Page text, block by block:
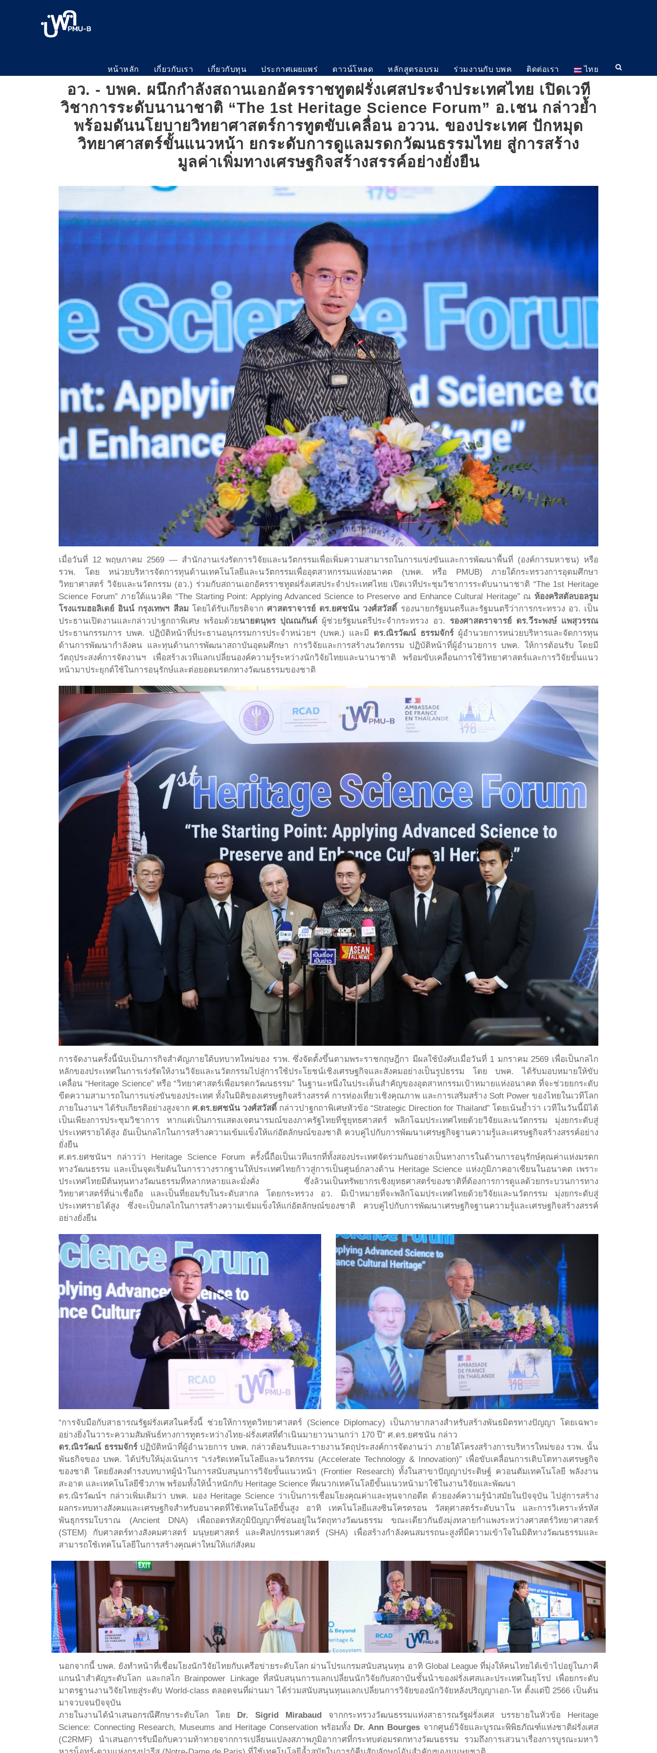
หน้าหลัก เกี่ยวกับเรา เกี่ยวกับทุน ประกาศเผยแพร่ ดาวน์โหลด หลักสูตรอบรม ร่วมงานกับ บพค ติดต่อเรา ไทย
อว. - บพค. ผนึกกำลังสถานเอกอัครราชทูตฝรั่งเศสประจำประเทศไทย เปิดเวที
วิชาการระดับนานาชาติ “The 1st Heritage Science Forum” อ.เชน กล่าวย้ำ
พร้อมดันนโยบายวิทยาศาสตร์การทูตขับเคลื่อน อววน. ของประเทศ ปักหมุด
วิทยาศาสตร์ขั้นแนวหน้า ยกระดับการดูแลมรดกวัฒนธรรมไทย สู่การสร้าง
มูลค่าเพิ่มทางเศรษฐกิจสร้างสรรค์อย่างยั่งยืน
เมื่อวันที่ 12 พฤษภาคม 2569 — สำนักงานเร่งรัดการวิจัยและนวัตกรรมเพื่อเพิ่มความสามารถในการแข่งขันและการพัฒนาพื้นที่ (องค์การมหาชน) หรือ
รวพ. โดย หน่วยบริหารจัดการทุนด้านเทคโนโลยีและนวัตกรรมเพื่ออุตสาหกรรมแห่งอนาคต (บพค. หรือ PMUB) ภายใต้กระทรวงการอุดมศึกษา
วิทยาศาสตร์ วิจัยและนวัตกรรม (อว.) ร่วมกับสถานเอกอัครราชทูตฝรั่งเศสประจำประเทศไทย เปิดเวทีประชุมวิชาการระดับนานาชาติ “The 1st Heritage
Science Forum” ภายใต้แนวคิด “The Starting Point: Applying Advanced Science to Preserve and Enhance Cultural Heritage” ณ ห้องคริสตัลบอลรูม
โรงแรมฮอลิเดย์ อินน์ กรุงเทพฯ สีลมโดยได้รับเกียรติจากศาสตราจารย์ ดร.ยศชนัน วงศ์สวัสดิ์ รองนายกรัฐมนตรีและรัฐมนตรีว่าการกระทรวง อว. เป็น
ประธานเปิดงานและกล่าวปาฐกถาพิเศษ พร้อมด้วยนายดนุพร ปุณณกันต์ ผู้ช่วยรัฐมนตรีประจำกระทรวง อว. รองศาสตราจารย์ ดร.วีระพงษ์ แพสุวรรณ
ประธานกรรมการ บพค. ปฏิบัติหน้าที่ประธานอนุกรรมการประจำหน่วยฯ (บพค.) และมี ดร.ณิรวัฒน์ ธรรมจักร์ผู้อำนวยการหน่วยบริหารและจัดการทุน
ด้านการพัฒนากำลังคน และทุนด้านการพัฒนาสถาบันอุดมศึกษา การวิจัยและการสร้างนวัตกรรม ปฏิบัติหน้าที่ผู้อำนวยการ บพค. ให้การต้อนรับ โดยมี
วัตถุประสงค์การจัดงานฯ เพื่อสร้างเวทีแลกเปลี่ยนองค์ความรู้ระหว่างนักวิจัยไทยและนานาชาติ พร้อมขับเคลื่อนการใช้วิทยาศาสตร์และการวิจัยขั้นแนว
หน้ามาประยุกต์ใช้ในการอนุรักษ์และต่อยอดมรดกทางวัฒนธรรมของชาติ
การจัดงานครั้งนี้นับเป็นภารกิจสำคัญภายใต้บทบาทใหม่ของ รวพ. ซึ่งจัดตั้งขึ้นตามพระราชกฤษฎีกา มีผลใช้บังคับเมื่อวันที่ 1 มกราคม 2569 เพื่อเป็นกลไก
หลักของประเทศในการเร่งรัดให้งานวิจัยและนวัตกรรมไปสู่การใช้ประโยชน์เชิงเศรษฐกิจและสังคมอย่างเป็นรูปธรรม โดย บพค. ได้รับมอบหมายให้ขับ
เคลื่อน “Heritage Science” หรือ “วิทยาศาสตร์เพื่อมรดกวัฒนธรรม” ในฐานะหนึ่งในประเด็นสำคัญของอุตสาหกรรมเป้าหมายแห่งอนาคต ที่จะช่วยยกระดับ
ขีดความสามารถในการแข่งขันของประเทศ ทั้งในมิติของเศรษฐกิจสร้างสรรค์ การท่องเที่ยวเชิงคุณภาพ และการเสริมสร้าง Soft Power ของไทยในเวทีโลก
ภายในงานฯ ได้รับเกียรติอย่างสูงจาก ศ.ดร.ยศชนัน วงศ์สวัสดิ์ กล่าวปาฐกถาพิเศษหัวข้อ “Strategic Direction for Thailand” โดยเน้นย้ำว่า เวทีในวันนี้มิได้
เป็นเพียงการประชุมวิชาการ หากแต่เป็นการแสดงเจตนารมณ์ของภาครัฐไทยที่ชูยุทธศาสตร์ พลิกโฉมประเทศไทยด้วยวิจัยและนวัตกรรม มุ่งยกระดับสู่
ประเทศรายได้สูง อันเป็นกลไกในการสร้างความเข้มแข็งให้แก่อัตลักษณ์ของชาติ ควบคู่ไปกับการพัฒนาเศรษฐกิจฐานความรู้และเศรษฐกิจสร้างสรรค์อย่าง
ยั่งยืน
ศ.ดร.ยศชนันฯ กล่าวว่า Heritage Science Forum ครั้งนี้ถือเป็นเวทีแรกที่ทั้งสองประเทศจัดร่วมกันอย่างเป็นทางการในด้านการอนุรักษ์คุณค่าแห่งมรดก
ทางวัฒนธรรม และเป็นจุดเริ่มต้นในการวางรากฐานให้ประเทศไทยก้าวสู่การเป็นศูนย์กลางด้าน Heritage Science แห่งภูมิภาคอาเซียนในอนาคต เพราะ
ประเทศไทยมีต้นทุนทางวัฒนธรรมที่หลากหลายและมั่งคั่ง ซึ่งล้วนเป็นทรัพยากรเชิงยุทธศาสตร์ของชาติที่ต้องการการดูแลด้วยกระบวนการทาง
วิทยาศาสตร์ที่น่าเชื่อถือ และเป็นที่ยอมรับในระดับสากล โดยกระทรวง อว. มีเป้าหมายที่จะพลิกโฉมประเทศไทยด้วยวิจัยและนวัตกรรม มุ่งยกระดับสู่
ประเทศรายได้สูง ซึ่งจะเป็นกลไกในการสร้างความเข้มแข็งให้แก่อัตลักษณ์ของชาติ ควบคู่ไปกับการพัฒนาเศรษฐกิจฐานความรู้และเศรษฐกิจสร้างสรรค์
อย่างยั่งยืน
“การจับมือกับสาธารณรัฐฝรั่งเศสในครั้งนี้ ช่วยให้การทูตวิทยาศาสตร์ (Science Diplomacy) เป็นภาษากลางสำหรับสร้างพันธมิตรทางปัญญา โดยเฉพาะ
อย่างยิ่งในวาระความสัมพันธ์ทางการทูตระหว่างไทย-ฝรั่งเศสที่ดำเนินมายาวนานกว่า 170 ปี” ศ.ดร.ยศชนัน กล่าว
ดร.ณิรวัฒน์ ธรรมจักร์ปฏิบัติหน้าที่ผู้อำนวยการ บพค. กล่าวต้อนรับและรายงานวัตถุประสงค์การจัดงานว่า ภายใต้โครงสร้างการบริหารใหม่ของ รวพ. นั้น
พันธกิจของ บพค. ได้ปรับให้มุ่งเน้นการ “เร่งรัดเทคโนโลยีและนวัตกรรม (Accelerate Technology & Innovation)” เพื่อขับเคลื่อนการเติบโตทางเศรษฐกิจ
ของชาติ โดยยังคงดำรงบทบาทผู้นำในการสนับสนุนการวิจัยขั้นแนวหน้า (Frontier Research) ทั้งในสาขาปัญญาประดิษฐ์ ควอนตัมเทคโนโลยี พลังงาน
สะอาด และเทคโนโลยีชีวภาพ พร้อมทั้งให้น้ำหนักกับ Heritage Science ที่ผนวกเทคโนโลยีขั้นแนวหน้ามาใช้ในงานวิจัยและพัฒนา
ดร.ณิรวัฒน์ฯ กล่าวเพิ่มเติมว่า บพค. มอง Heritage Science ว่าเป็นการเชื่อมโยงคุณค่าและทุนจากอดีต ด้วยองค์ความรู้นำสมัยในปัจจุบัน ไปสู่การสร้าง
ผลกระทบทางสังคมและเศรษฐกิจสำหรับอนาคตที่ใช้เทคโนโลยีขั้นสูง อาทิ เทคโนโลยีแสงซินโครตรอน วัสดุศาสตร์ระดับนาโน และการวิเคราะห์รหัส
พันธุกรรมโบราณ (Ancient DNA) เพื่อถอดรหัสภูมิปัญญาที่ซ่อนอยู่ในวัตถุทางวัฒนธรรม ขณะเดียวกันยังมุ่งทลายกำแพงระหว่างศาสตร์วิทยาศาสตร์
(STEM) กับศาสตร์ทางสังคมศาสตร์ มนุษยศาสตร์ และศิลปกรรมศาสตร์ (SHA) เพื่อสร้างกำลังคนสมรรถนะสูงที่มีความเข้าใจในมิติทางวัฒนธรรมและ
สามารถใช้เทคโนโลยีในการสร้างคุณค่าใหม่ให้แก่สังคม
นอกจากนี้ บพค. ยังทำหน้าที่เชื่อมโยงนักวิจัยไทยกับเครือข่ายระดับโลก ผ่านโปรแกรมสนับสนุนทุน อาทิ Global League ที่มุ่งให้คนไทยได้เข้าไปอยู่ในภาคี
แกนนำสำคัญระดับโลก และกลไก Brainpower Linkage ที่สนับสนุนการแลกเปลี่ยนนักวิจัยกับสถาบันชั้นนำของฝรั่งเศสและประเทศในยุโรป เพื่อยกระดับ
มาตรฐานงานวิจัยไทยสู่ระดับ World-class ตลอดจนที่ผ่านมา ได้ร่วมสนับสนุนทุนแลกเปลี่ยนการวิจัยของนักวิจัยหลังปริญญาเอก-โท ตั้งแต่ปี 2566 เป็นต้น
มาจวบจนปัจจุบัน
ภายในงานได้นำเสนอกรณีศึกษาระดับโลก โดย
Dr. Sigrid Mirabaud
จากกระทรวงวัฒนธรรมแห่งสาธารณรัฐฝรั่งเศส บรรยายในหัวข้อ Heritage
Science: Connecting Research, Museums and Heritage Conservation พร้อมทั้ง Dr. Ann Bourges จากศูนย์วิจัยและบูรณะพิพิธภัณฑ์แห่งชาติฝรั่งเศส
(C2RMF) นำเสนอการรับมือกับความท้าทายจากการเปลี่ยนแปลงสภาพภูมิอากาศที่กระทบต่อมรดกทางวัฒนธรรม รวมถึงการเสวนาเรื่องการบูรณะมหาวิ